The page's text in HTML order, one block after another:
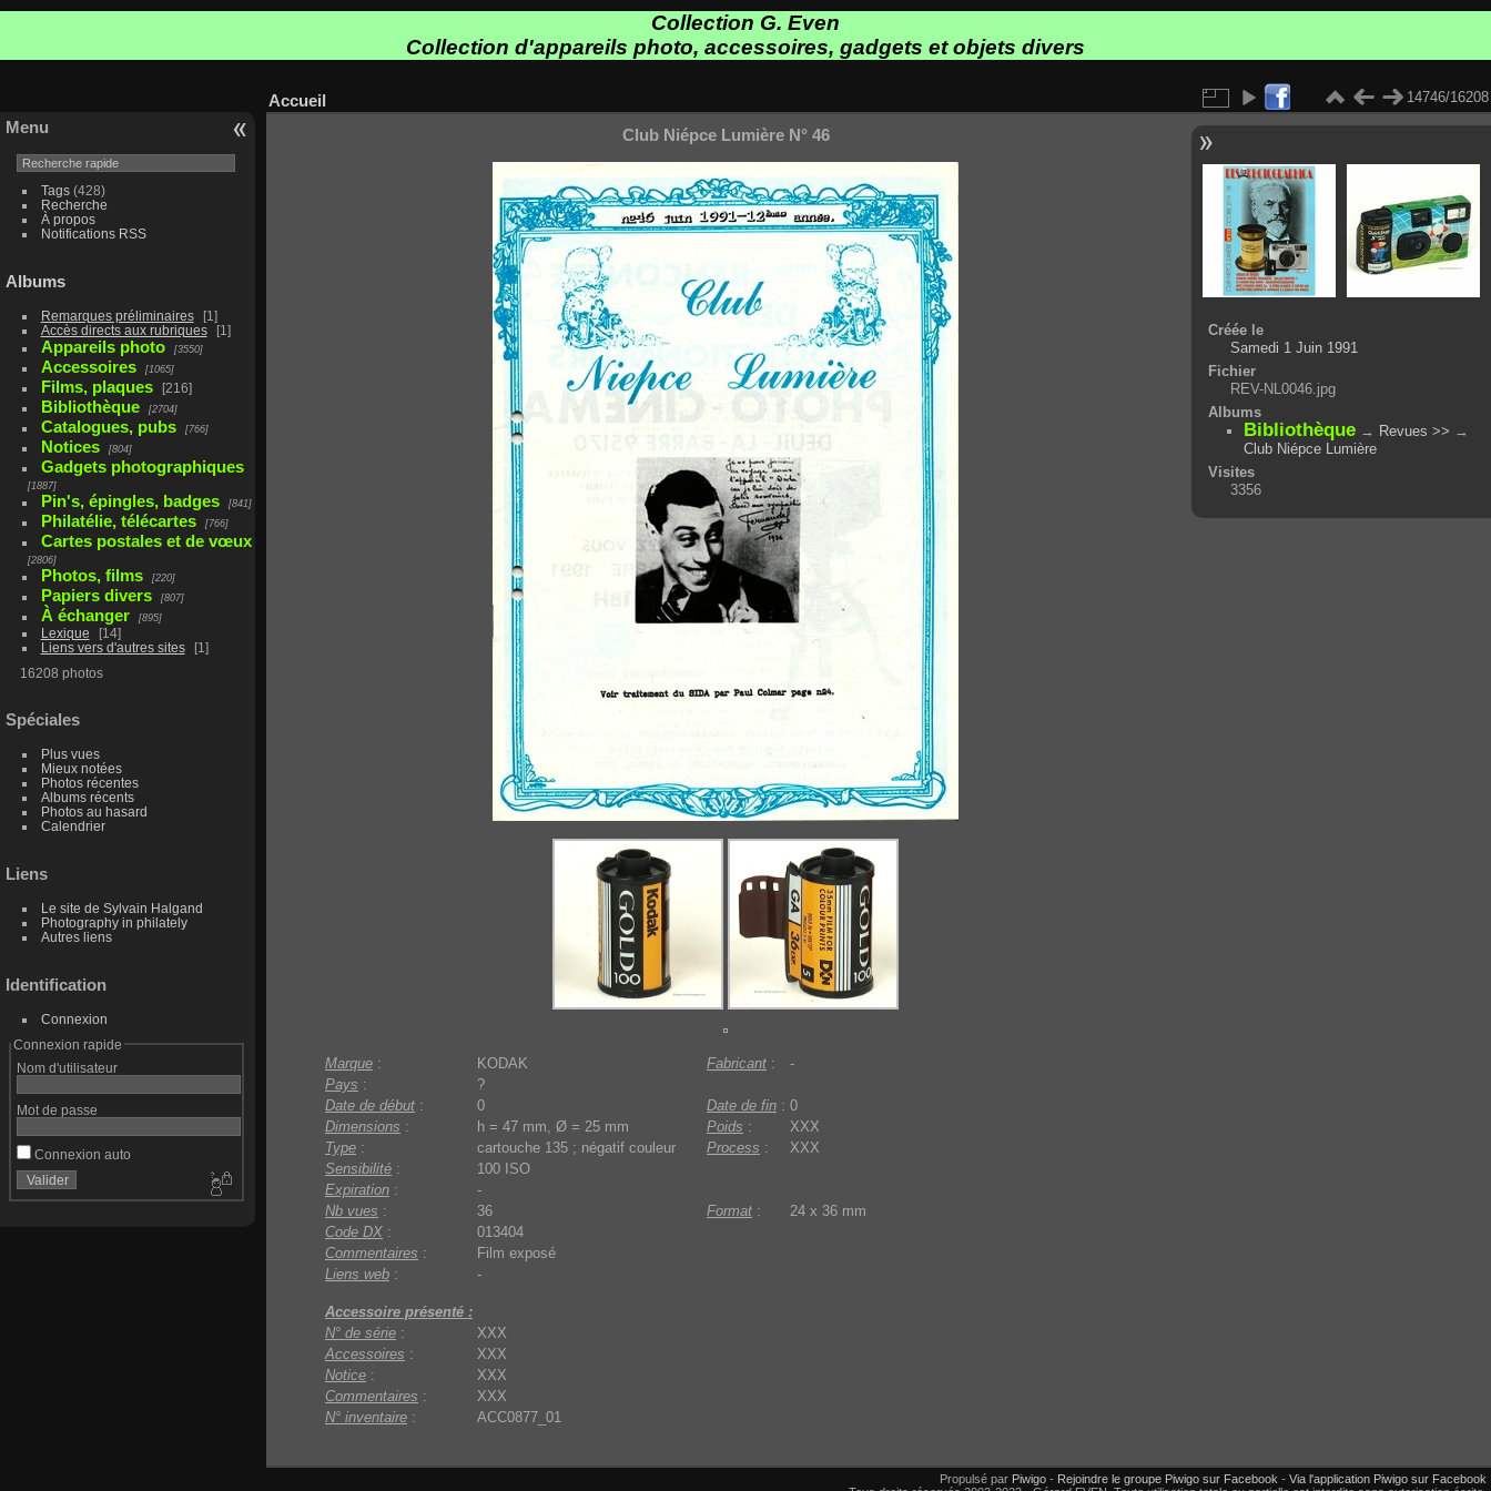
Collection G. Even
Collection d'appareils photo, accessoires, gadgets et objets divers
Menu
Tags(428)
Recherche
À propos
Notifications RSS
Albums
Remarques préliminaires
1
Accès directs aux rubriques
1
Appareils photo 3550
Accessoires 1065
Films, plaques 216
Bibliothèque 2704
Catalogues, pubs 766
Notices 804
Gadgets photographiques
1887
Pin's, épingles, badges 841
Philatélie, télécartes 766
Cartes postales et de vœux
2806
Photos, films 220
Papiers divers 807
À échanger 895
Lexique
14
Liens vers d'autres sites
1
16208 photos
Spéciales
Plus vues
Mieux notées
Photos récentes
Albums récents
Photos au hasard
Calendrier
Liens
Le site de Sylvain Halgand
Photography in philately
Autres liens
Identification
Connexion
Connexion rapide
Nom d'utilisateur
Mot de passe
Connexion auto
Accueil 14746/16208
Club Niépce Lumière N° 46
Marque : KODAK Fabricant :
-
Pays :
?
Date de début : 0 Date de fin : 0
Dimensions : h = 47 mm, Ø = 25 mm Poids :
XXX
Type : cartouche 135 ; négatif couleur Process :
XXX
Sensibilité :
100 ISO
Expiration :
-
Nb vues : 36 Format :
24 x 36 mm
Code DX :
013404
Commentaires :
Film exposé
Liens web : -
Accessoire présenté :
N° de série :
XXX
Accessoires :
XXX
Notice :
XXX
Commentaires :
XXX
N° inventaire : ACC0877_01
Créée le
Samedi 1 Juin 1991
Fichier
REV-NL0046.jpg
Albums
Bibliothèque → Revues >> →
Club Niépce Lumière
Visites
3356
Propulsé par Piwigo - Rejoindre le groupe Piwigo sur Facebook - Via l'application Piwigo sur Facebook